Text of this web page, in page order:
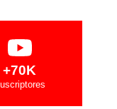
+70K